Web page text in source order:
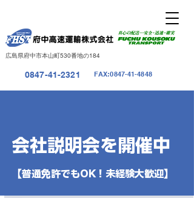
広島県府中市本山町530番地の184
0847-41-2321 FAX:0847-41-4848
会社説明会を開催中
【普通免許でもOK！未経験大歓迎】